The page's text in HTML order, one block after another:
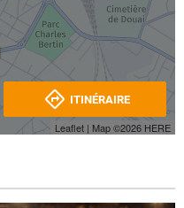
Leaflet | Map ©2026 HERE
ITINÉRAIRE